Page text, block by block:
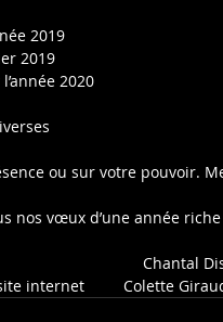
Bilan de l’année 2019
Bilan financier 2019
Projets pour l’année 2020
Questions diverses
présence ou sur votre pouvoir.
tous nos vœux d’une année
Chantal
internet         Colette